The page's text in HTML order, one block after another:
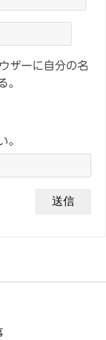
ザーに自分の名
。
。